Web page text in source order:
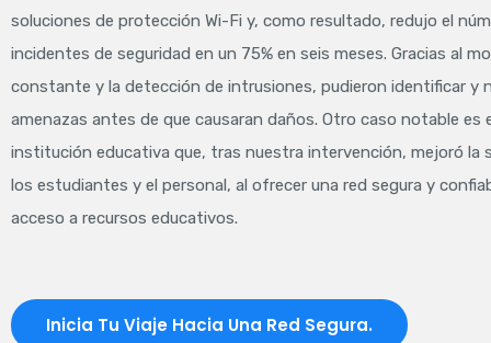
soluciones de protección Wi-Fi y, como resultado, redujo el
incidentes de seguridad en un 75% en seis meses. Gracias al
constante y la detección de intrusiones, pudieron identificar y
amenazas antes de que causaran daños. Otro caso notable es
institución educativa que, tras nuestra intervención, mejoró la
los estudiantes y el personal, al ofrecer una red segura y
acceso a recursos educativos.
Inicia Tu Viaje Hacia Una Red Segura.